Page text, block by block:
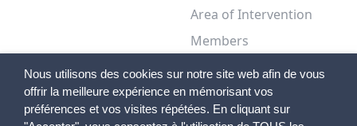
Area of Intervention
Members
Teams
Nous utilisons des cookies sur notre site web afin de vous
offrir la meilleure expérience en mémorisant vos
préférences et vos visites répétées. En cliquant sur